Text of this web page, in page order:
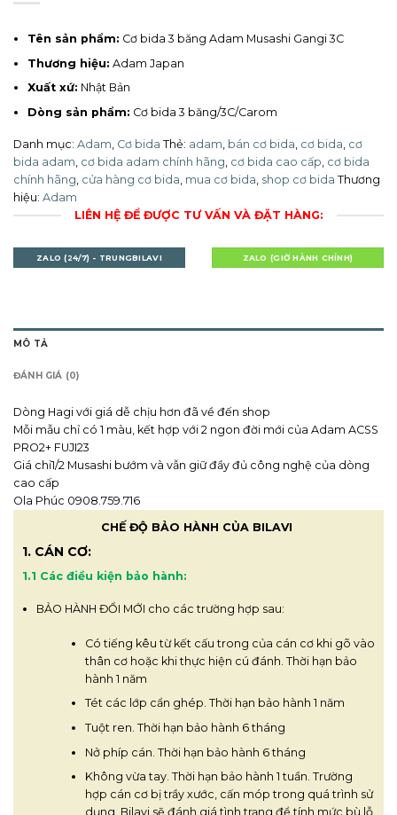
Tên sản phẩm: Cơ bida 3 băng Adam Musashi Gangi 3C
Thương hiệu: Adam Japan
Xuất xứ: Nhật Bản
Dòng sản phẩm: Cơ bida 3 băng/3C/Carom
Danh mục: Adam, Cơ bida Thẻ: adam, bán cơ bida, cơ bida, cơ
bida adam, cơ bida adam chính hãng, cơ bida cao cấp, cơ bida
chính hãng, cửa hàng cơ bida, mua cơ bida, shop cơ bida Thương
hiệu: Adam
LIÊN HỆ ĐỂ ĐƯỢC TƯ VẤN VÀ ĐẶT HÀNG:
ZALO (24/7) - TRUNGBILAVI ZALO (GIỜ HÀNH CHÍNH)
MÔ TẢ
ĐÁNH GIÁ (0)
Dòng Hagi với giá dễ chịu hơn đã về đến shop
Mỗi mẫu chỉ có 1 màu, kết hợp với 2 ngon đời mới của Adam ACSS
PRO2+ FUJI23
Giá chỉ1/2 Musashi bướm và vẫn giữ đầy đủ công nghệ của dòng
cao cấp
Ola Phúc 0908.759.716
CHẾ ĐỘ BẢO HÀNH CỦA BILAVI
1. CÁN CƠ:
1.1 Các điều kiện bảo hành:
BẢO HÀNH ĐỔI MỚI cho các trường hợp sau:
Có tiếng kêu từ kết cấu trong của cán cơ khi gõ vào
thân cơ hoặc khi thực hiện cú đánh. Thời hạn bảo
hành 1 năm
Tét các lớp cẩn ghép. Thời hạn bảo hành 1 năm
Tuột ren. Thời hạn bảo hành 6 tháng
Nở phíp cán. Thời hạn bảo hành 6 tháng
Không vừa tay. Thời hạn bảo hành 1 tuần. Trường
hợp cán cơ bị trầy xước, cấn móp trong quá trình sử
dụng, Bilavi sẽ đánh giá tình trạng để tính mức bù lỗ